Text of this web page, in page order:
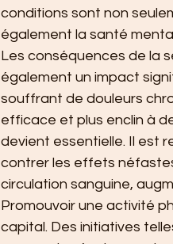
conditions sont non
également la santé
Les conséquences de la
également un impact
souffrant de douleurs
efficace et plus enclin à
devient essentielle. Il est
contrer les effets
circulation sanguine,
Promouvoir une activité
capital. Des initiatives